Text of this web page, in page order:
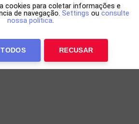
cookies para coletar informações e
de navegação. Settings ou consulte
nossa política.
RECUSAR